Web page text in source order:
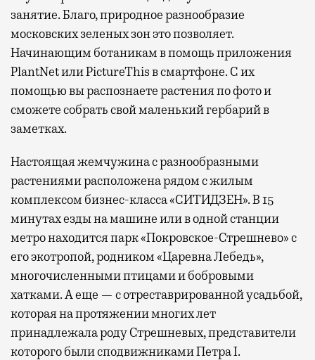
занятие. Благо, природное разнообразие
московских зеленых зон это позволяет.
Начинающим ботаникам в помощь приложения
PlantNet или PictureThis в смартфоне. С их
помощью вы распознаете растения по фото и
сможете собрать свой маленький гербарий в
заметках.
Настоящая жемчужина с разнообразными
растениями расположена рядом с жилым
комплексом бизнес-класса «СИТИДЗЕН». В 15
минутах езды на машине или в одной станции
метро находится парк «Покровское-Стрешнево» с
его экотропой, родником «Царевна Лебедь»,
многочисленными птицами и бобровыми
хатками. А еще — с отреставрированной усадьбой,
которая на протяжении многих лет
принадлежала роду Стрешневых, представители
которого были сподвижниками Петра I.